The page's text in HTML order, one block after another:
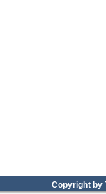
Copyright by